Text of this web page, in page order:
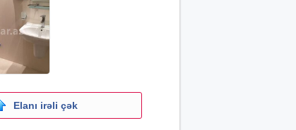
Elanı irəli çək